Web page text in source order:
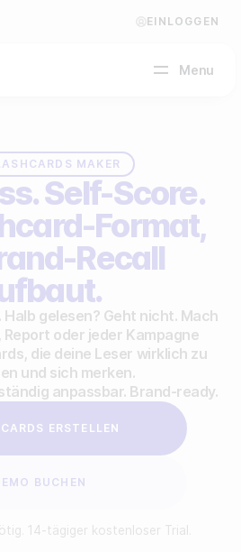
EINLOGGEN
Menu
MAKER
Self-Score.
Format,
Recall
gelesen? Geht nicht. Mach
oder jeder Kampagne
die deine Leser wirklich zu
und sich merken.
anpassbar. Brand-ready.
ERSTELLEN
BUCHEN
14-tägiger kostenloser Trial.